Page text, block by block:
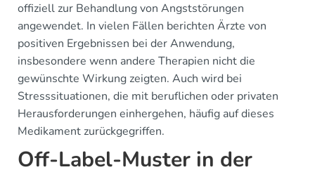
offiziell zur Behandlung von Angststörungen
angewendet. In vielen Fällen berichten Ärzte von
positiven Ergebnissen bei der Anwendung,
insbesondere wenn andere Therapien nicht die
gewünschte Wirkung zeigten. Auch wird bei
Stresssituationen, die mit beruflichen oder privaten
Herausforderungen einhergehen, häufig auf dieses
Medikament zurückgegriffen.
Off-Label-Muster in der